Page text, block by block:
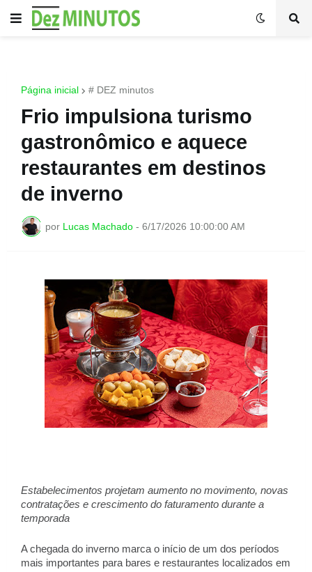
Página inicial # DEZ minutos
Frio impulsiona turismo
gastronômico e aquece
restaurantes em destinos
de inverno
por Lucas Machado - 6/17/2026 10:00:00 AM
Estabelecimentos projetam aumento no movimento, novas
contratações e crescimento do faturamento durante a
temporada
A chegada do inverno marca o início de um dos períodos
mais importantes para bares e restaurantes localizados em